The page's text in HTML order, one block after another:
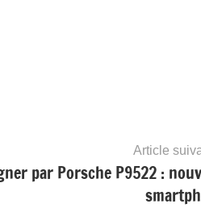
Article
par Porsche P9522 :